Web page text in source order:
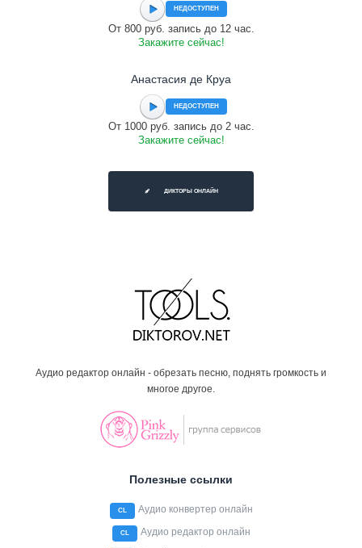
НЕДОСТУПЕН
От 800 руб. запись до 12 час.
Закажите сейчас!
Анастасия де Круа
НЕДОСТУПЕН
От 1000 руб. запись до 2 час.
Закажите сейчас!
ДИКТОРЫ ОНЛАЙН
Аудио редактор онлайн - обрезать песню, поднять громкость и
многое другое.
Полезные ссылки
CL Аудио конвертер онлайн
CL Аудио редактор онлайн